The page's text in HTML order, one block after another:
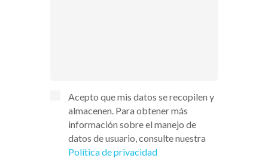
Acepto que mis datos se recopilen y
almacenen. Para obtener más
información sobre el manejo de
datos de usuario, consulte nuestra
Política de privacidad